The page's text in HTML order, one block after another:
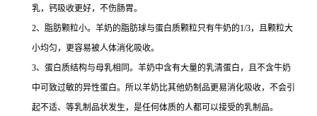
乳，钙吸收更好，不伤肠胃。
2、脂肪颗粒小。羊奶的脂肪球与蛋白质颗粒只有牛奶的1/3，且颗粒大
小均匀，更容易被人体消化吸收。
3、蛋白质结构与母乳相同。羊奶中含有大量的乳清蛋白，且不含牛奶
中可致过敏的异性蛋白。所以羊奶比其他奶制品更易消化吸收，不会引
起不适、等乳制品状发生，是任何体质的人都可以接受的乳制品。